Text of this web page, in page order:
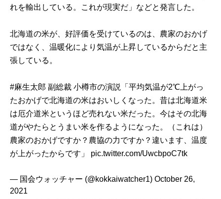
れを輸出している。これが現実だ」などと発言した。
北海道の米が、好評価を受けているのは、農家のおかげ
ではなく、温暖化により気温が上昇しているからだと主
張している。
#麻生太郎 副総裁 小樽市の演説「平均気温が2℃上がっ
たおかげで北海道の米はおいしくなった。昔は北海道米
は厄介道米というほど売れない米だった。今はその北海
道がやたらとうまい米を作るようになった。（これは）
農家のおかげですか？農協の力ですか？違います、温度
が上がったからです」 pic.twitter.com/UwcbpoC7tk
— 国会ウォッチャー (@kokkaiwatcher1)October 26,
2021